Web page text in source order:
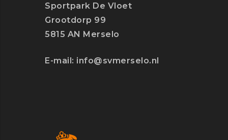
Sportpark De Vloet
Grootdorp 99
5815 AN Merselo
E-mail: info@svmerselo.nl